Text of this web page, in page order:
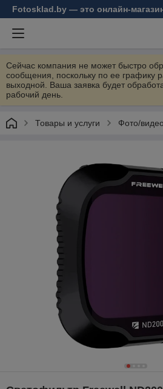
Fotosklad.by — это онлайн-
Сейчас компания не может быстро
сообщения, поскольку по ее графику
выходной. Ваша заявка будет
рабочий день.
Товары и услуги Фото/видео